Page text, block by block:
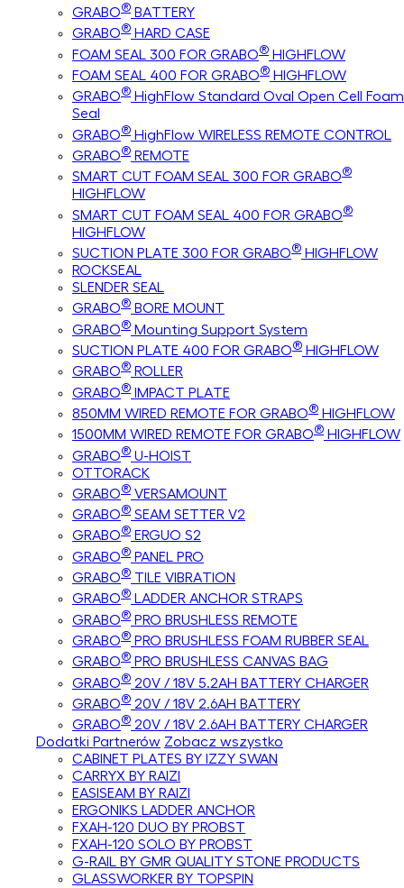
GRABO® BATTERY
GRABO® HARD CASE
FOAM SEAL 300 FOR GRABO® HIGHFLOW
FOAM SEAL 400 FOR GRABO® HIGHFLOW
GRABO® HighFlow Standard Oval Open Cell Foam
Seal
GRABO® HighFlow WIRELESS REMOTE CONTROL
GRABO® REMOTE
SMART CUT FOAM SEAL 300 FOR GRABO®
HIGHFLOW
SMART CUT FOAM SEAL 400 FOR GRABO®
HIGHFLOW
SUCTION PLATE 300 FOR GRABO® HIGHFLOW
ROCKSEAL
SLENDER SEAL
GRABO® BORE MOUNT
GRABO® Mounting Support System
SUCTION PLATE 400 FOR GRABO® HIGHFLOW
GRABO® ROLLER
GRABO® IMPACT PLATE
850MM WIRED REMOTE FOR GRABO® HIGHFLOW
1500MM WIRED REMOTE FOR GRABO® HIGHFLOW
GRABO® U-HOIST
OTTORACK
GRABO® VERSAMOUNT
GRABO® SEAM SETTER V2
GRABO® ERGUO S2
GRABO® PANEL PRO
GRABO® TILE VIBRATION
GRABO® LADDER ANCHOR STRAPS
GRABO® PRO BRUSHLESS REMOTE
GRABO® PRO BRUSHLESS FOAM RUBBER SEAL
GRABO® PRO BRUSHLESS CANVAS BAG
GRABO® 20V / 18V 5.2AH BATTERY CHARGER
GRABO® 20V / 18V 2.6AH BATTERY
GRABO® 20V / 18V 2.6AH BATTERY CHARGER
Dodatki Partnerów Zobacz wszystko
CABINET PLATES BY IZZY SWAN
CARRYX BY RAIZI
EASISEAM BY RAIZI
ERGONIKS LADDER ANCHOR
FXAH-120 DUO BY PROBST
FXAH-120 SOLO BY PROBST
G-RAIL BY GMR QUALITY STONE PRODUCTS
GLASSWORKER BY TOPSPIN